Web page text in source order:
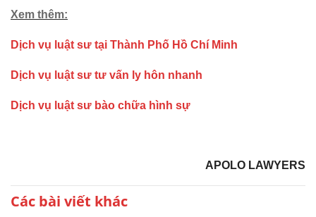
Xem thêm:
Dịch vụ luật sư tại Thành Phố Hồ Chí Minh
Dịch vụ luật sư tư vấn ly hôn nhanh
Dịch vụ luật sư bào chữa hình sự
APOLO LAWYERS
Các bài viết khác